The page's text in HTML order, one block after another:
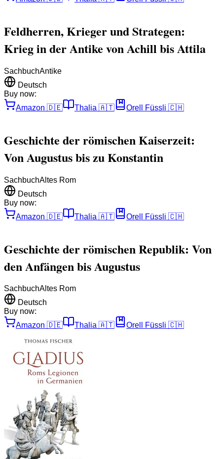
Feldherren, Krieger und Strategen:
Krieg in der Antike von Achill bis Attila
SachbuchAntike
Deutsch
Buy now:
Amazon 🇩🇪 Thalia 🇦🇹 Orell Füssli 🇨🇭
Geschichte der römischen Kaiserzeit:
Von Augustus bis zu Konstantin
SachbuchAltes Rom
Deutsch
Buy now:
Amazon 🇩🇪 Thalia 🇦🇹 Orell Füssli 🇨🇭
Geschichte der römischen Republik: Von
den Anfängen bis Augustus
SachbuchAltes Rom
Deutsch
Buy now:
Amazon 🇩🇪 Thalia 🇦🇹 Orell Füssli 🇨🇭